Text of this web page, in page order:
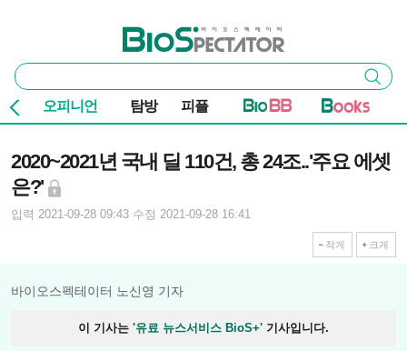
바이오스펙테이터
통
합
검
색
검색
오피니언 탐방 피플
2020~2021년 국내 딜 110건, 총 24조..'주요 에셋
은?'
입력 2021-09-28 09:43 수정 2021-09-28 16:41
작게 크게
바이오스펙테이터 노신영 기자
이 기사는 '유료 뉴스서비스 BioS+' 기사입니다.